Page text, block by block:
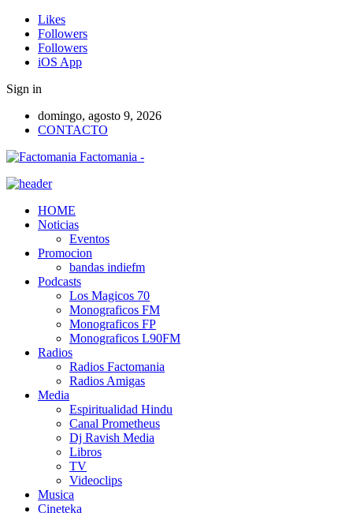
Likes
Followers
Followers
iOS App
Sign in
domingo, agosto 9, 2026
CONTACTO
Factomania -
HOME
Noticias
Eventos
Promocion
bandas indiefm
Podcasts
Los Magicos 70
Monograficos FM
Monograficos FP
Monograficos L90FM
Radios
Radios Factomania
Radios Amigas
Media
Espiritualidad Hindu
Canal Prometheus
Dj Ravish Media
Libros
TV
Videoclips
Musica
Cineteka